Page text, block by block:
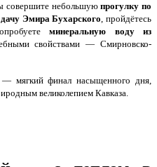
совершите небольшуюпрогулку по
дачу Эмира Бухарского, пройдётесь
минеральную воду из
свойствами — Смирновско-
мягкий финал насыщенного дня,
великолепием Кавказа.